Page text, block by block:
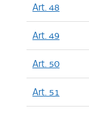
Art. 48
Art. 49
Art. 50
Art. 51